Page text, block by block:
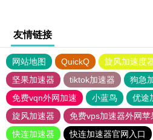
友情链接
网站地图 QuickQ 旋风加速度
坚果加速器
tiktok加速器
狗急
免费vqn外网加速
小蓝鸟 优途
旋风加速器
免费vps加速器外网苹
快连加速器
快连加速器官网入口